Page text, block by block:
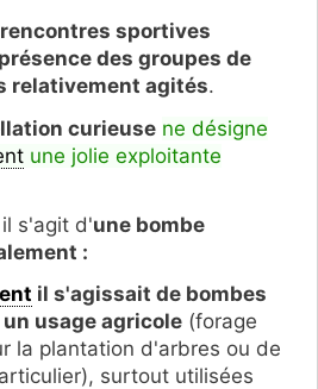
sportives
des groupes de
relativement agités.
curieuse ne désigne
une jolie exploitante
s'agit d'une bombe
:
il s'agissait de bombes
usage agricole (forage
la plantation d'arbres ou de
surtout utilisées